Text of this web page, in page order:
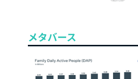
メタバース